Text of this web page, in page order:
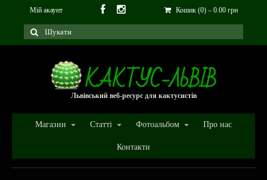
Мій акаунт Кошик (0) – 0.00 грн
Львівський веб-ресурс для кактусистів
Магазин Статті Фотоальбом Про нас
Контакти